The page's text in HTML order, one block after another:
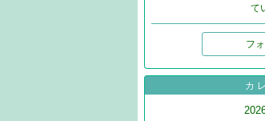
て
フ
カ